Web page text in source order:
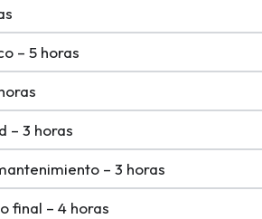
– 5 horas
– 3 horas
– 3 horas
final – 4 horas